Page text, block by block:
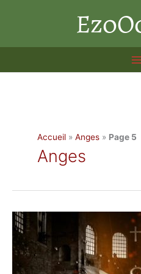
Accueil »Anges » Page 5
Anges